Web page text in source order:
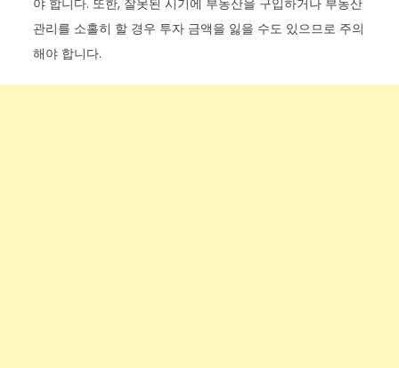
야 합니다. 또한, 잘못된 시기에 부동산을 구입하거나 부동산
관리를 소홀히 할 경우 투자 금액을 잃을 수도 있으므로 주의
해야 합니다.